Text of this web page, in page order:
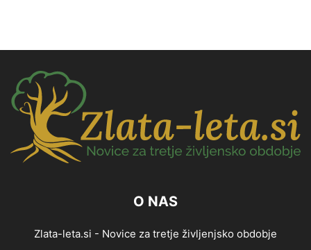
O NAS
Zlata-leta.si - Novice za tretje življenjsko obdobje